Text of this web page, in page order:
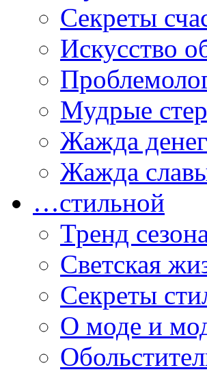
Секреты
Искусство
Мудрые
Жажда денег
Жажда
…стильной
Тренд
Светская
Секреты
О моде и